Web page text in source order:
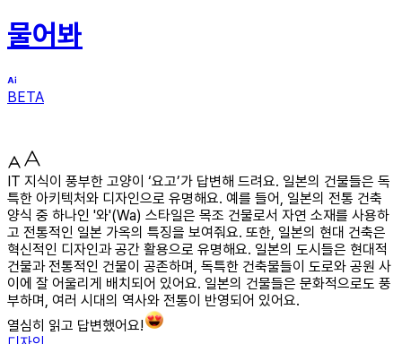
물어봐
BETA
IT 지식이 풍부한 고양이 ‘요고’가 답변해 드려요. 일본의 건물들은 독
특한 아키텍처와 디자인으로 유명해요. 예를 들어, 일본의 전통 건축
양식 중 하나인 '와'(Wa) 스타일은 목조 건물로서 자연 소재를 사용하
고 전통적인 일본 가옥의 특징을 보여줘요. 또한, 일본의 현대 건축은
혁신적인 디자인과 공간 활용으로 유명해요. 일본의 도시들은 현대적
건물과 전통적인 건물이 공존하며, 독특한 건축물들이 도로와 공원 사
이에 잘 어울리게 배치되어 있어요. 일본의 건물들은 문화적으로도 풍
부하며, 여러 시대의 역사와 전통이 반영되어 있어요.
열심히 읽고 답변했어요!